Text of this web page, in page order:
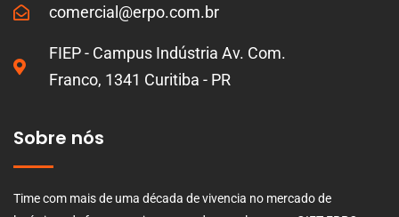
comercial@erpo.com.br
FIEP - Campus Indústria Av. Com.
Franco, 1341 Curitiba - PR
Sobre nós
Time com mais de uma década de vivencia no mercado de